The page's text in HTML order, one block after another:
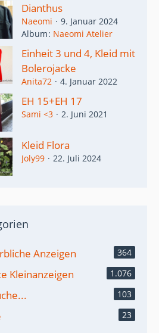
Dianthus
Naeomi
9. Januar 2024
Album Naeomi Atelier
Einheit 3 und 4, Kleid mit
Bolerojacke
Anita72 4. Januar 2022
EH 15+EH 17
Sami <3 2. Juni 2021
Kleid Flora
Joly99 22. Juli 2024
Anzeigen 364
Kleinanzeigen 1.076
103
23